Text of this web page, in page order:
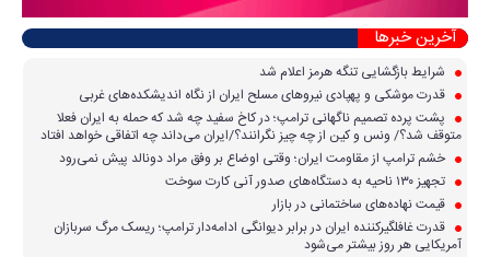
آخرین خبرها
شرایط بازگشایی تنگه هرمز اعلام شد
قدرت موشکی و پهپادی نیرو‌های مسلح ایران از نگاه اندیشکده‌های غربی
پشت پرده تصمیم ناگهانی ترامپ؛ در کاخ سفید چه شد که حمله به ایران فعلا
متوقف شد؟/ ونس و کین از چه چیز نگرانند؟/ایران می‌داند چه اتفاقی خواهد افتاد
خشم ترامپ از مقاومت ایران؛ وقتی اوضاع بر وفق مراد دونالد پیش نمی‌رود
تجهیز ۱۳۰ ناحیه به دستگاه‌های صدور آنی کارت سوخت
قیمت نهاده‌های ساختمانی در بازار
قدرت غافلگیرکننده ایران در برابر دیوانگی ادامه‌دار ترامپ؛ ریسک مرگ سربازان
آمریکایی هر روز بیشتر می‌شود